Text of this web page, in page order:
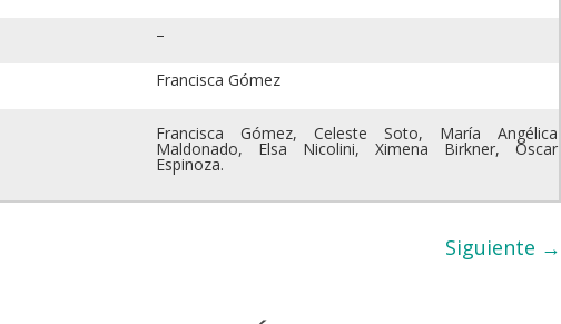
–
Francisca Gómez
Francisca Gómez, Celeste Soto, María Angélica
Maldonado, Elsa Nicolini, Ximena Birkner, Oscar
Espinoza.
Siguiente →